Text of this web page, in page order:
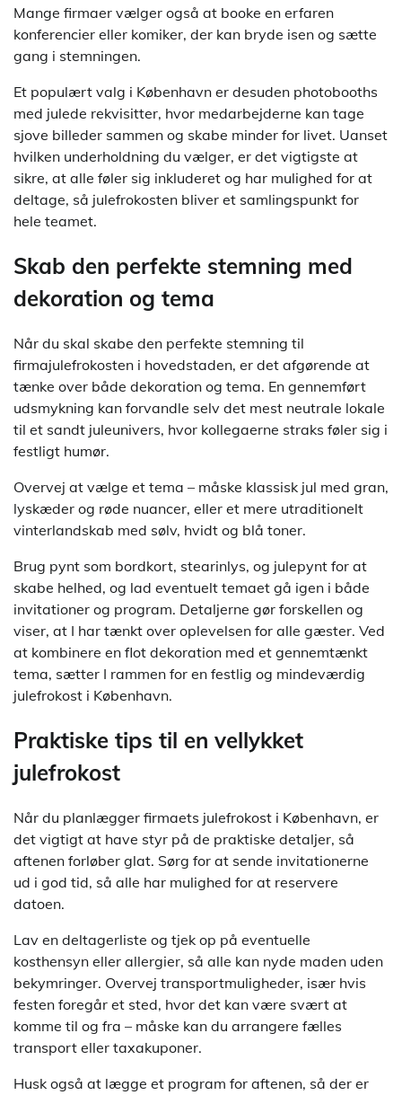
Mange firmaer vælger også at booke en erfaren
konferencier eller komiker, der kan bryde isen og sætte
gang i stemningen.
Et populært valg i København er desuden photobooths
med julede rekvisitter, hvor medarbejderne kan tage
sjove billeder sammen og skabe minder for livet. Uanset
hvilken underholdning du vælger, er det vigtigste at
sikre, at alle føler sig inkluderet og har mulighed for at
deltage, så julefrokosten bliver et samlingspunkt for
hele teamet.
Skab den perfekte stemning med
dekoration og tema
Når du skal skabe den perfekte stemning til
firmajulefrokosten i hovedstaden, er det afgørende at
tænke over både dekoration og tema. En gennemført
udsmykning kan forvandle selv det mest neutrale lokale
til et sandt juleunivers, hvor kollegaerne straks føler sig i
festligt humør.
Overvej at vælge et tema – måske klassisk jul med gran,
lyskæder og røde nuancer, eller et mere utraditionelt
vinterlandskab med sølv, hvidt og blå toner.
Brug pynt som bordkort, stearinlys, og julepynt for at
skabe helhed, og lad eventuelt temaet gå igen i både
invitationer og program. Detaljerne gør forskellen og
viser, at I har tænkt over oplevelsen for alle gæster. Ved
at kombinere en flot dekoration med et gennemtænkt
tema, sætter I rammen for en festlig og mindeværdig
julefrokost i København.
Praktiske tips til en vellykket
julefrokost
Når du planlægger firmaets julefrokost i København, er
det vigtigt at have styr på de praktiske detaljer, så
aftenen forløber glat. Sørg for at sende invitationerne
ud i god tid, så alle har mulighed for at reservere
datoen.
Lav en deltagerliste og tjek op på eventuelle
kosthensyn eller allergier, så alle kan nyde maden uden
bekymringer. Overvej transportmuligheder, især hvis
festen foregår et sted, hvor det kan være svært at
komme til og fra – måske kan du arrangere fælles
transport eller taxakuponer.
Husk også at lægge et program for aftenen, så der er